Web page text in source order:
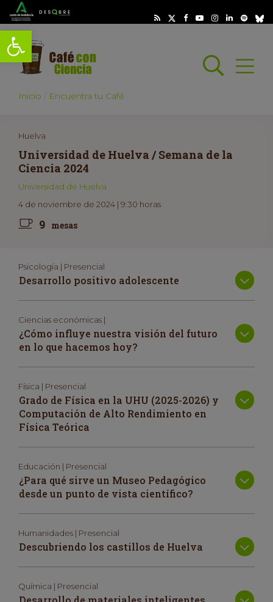
Abrir barra de herramientas
Abrir
Inicio Encuentra tu Café
Huelva
Universidad de Huelva / Semana de la
Ciencia 2024
Universidad de Huelva
4 de noviembre de 2024 | 9:30 horas
9 mesas
Psicología | Presencial
Desarrollo positivo adolescente
Ciencias económicas |
¿Cómo influye nuestra visión del futuro
en lo que hacemos hoy?
Física | Presencial
Grado de Física en la UHU (2025-2026) y
Computación de Alto Rendimiento en
Física Teórica
Educación | Presencial
¿Para qué sirve un Museo Pedagógico
desde un punto de vista científico?
Humanidades | Presencial
Descubriendo los castillos de Huelva
Química | Presencial